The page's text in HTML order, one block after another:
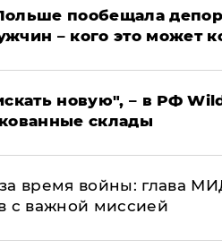
пообещала
– кого это может
новую", – в РФ
склады
время войны: глава
с важной миссией